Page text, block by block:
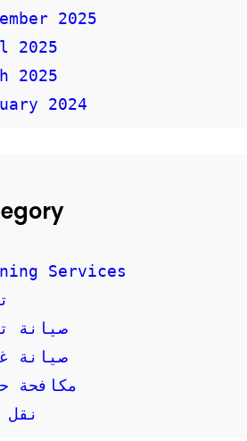
2025
2025
2025
2024
Services
صيانة
صيانة
مكافحة
نقل